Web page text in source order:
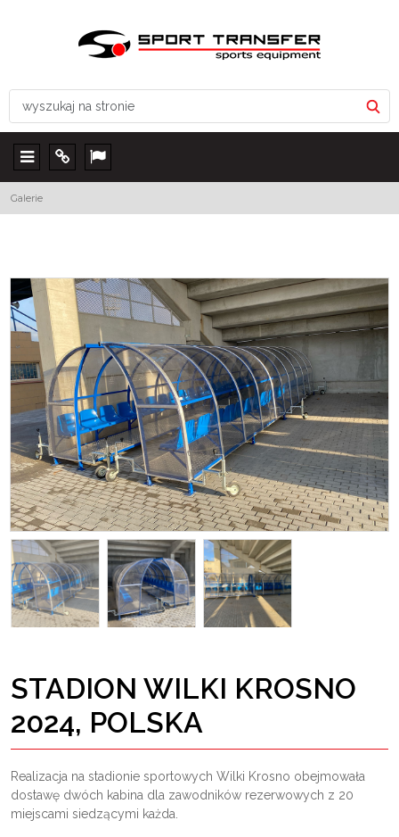
Menu Info Lang
Galerie
STADION WILKI KROSNO
2024, POLSKA
Realizacja na stadionie sportowych Wilki Krosno obejmowała
dostawę dwóch kabina dla zawodników rezerwowych z 20
miejscami siedzącymi każda.